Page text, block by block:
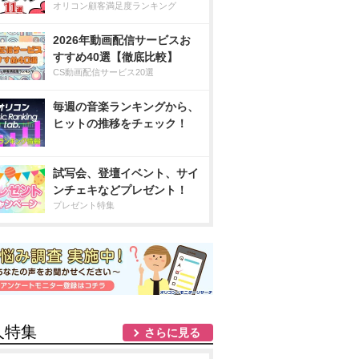
オリコン顧客満足度ランキング
2026年動画配信サービスお
すすめ40選【徹底比較】
CS動画配信サービス20選
毎週の音楽ランキングから、
ヒットの推移をチェック！
試写会、登壇イベント、サイ
ンチェキなどプレゼント！
プレゼント特集
特集 さらに見る